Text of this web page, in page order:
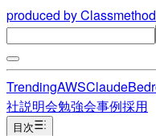
produced by Classmethod
TrendingAWSClaude
社説明会勉強会事例採用
目次